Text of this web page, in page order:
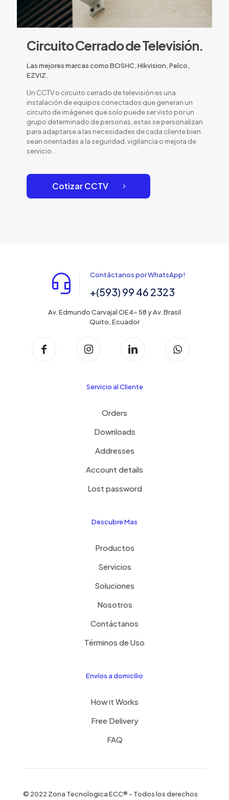
Circuito Cerrado de Televisión.
Las mejores marcas como BOSHC, Hikvision, Pelco,
EZVIZ.
Un CCTV o circuito cerrado de televisión es una
instalación de equipos conectados que generan un
circuito de imágenes que solo puede ser visto por un
grupo determinado de personas, estas se personalizan
para adaptarse a las necesidades de cada cliente bien
sean orientadas a la seguridad, vigilancia o mejora de
servicio. .
Cotizar CCTV
Contáctanos por WhatsApp!
+(593) 99 46 2323
Av. Edmundo Carvajal OE4- 58 y Av. Brasil
Quito, Ecuador
Servicio al Cliente
Orders
Downloads
Addresses
Account details
Lost password
Descubre Mas
Productos
Servicios
Soluciones
Nosotros
Contáctanos
Términos de Uso
Envíos a domicilio
How it Works
Free Delivery
FAQ
© 2022 Zona Tecnologica ECC® - Todos los derechos